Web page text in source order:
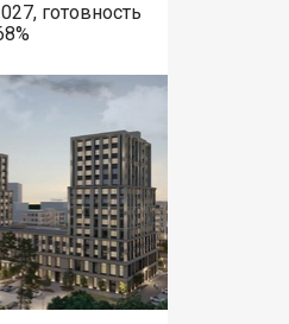
готовность